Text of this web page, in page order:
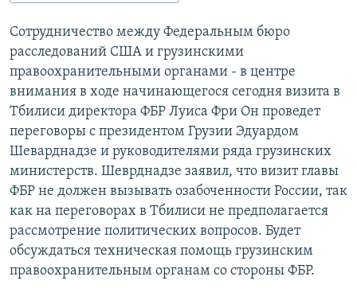
СОЦИАЛЬНЫЕ СЕТИ
Все сайты РСЕ/РС
Сотрудничество между Федеральным бюро
расследований США и грузинскими
правоохранительными органами - в центре
внимания в ходе начинающегося сегодня визита в
Тбилиси директора ФБР Луиса Фри Он проведет
переговоры с президентом Грузии Эдуардом
Шеварднадзе и руководителями ряда грузинских
министерств. Шеврднадзе заявил, что визит главы
ФБР не должен вызывать озабоченности России, так
как на переговорах в Тбилиси не предполагается
рассмотрение политических вопросов. Будет
обсуждаться техническая помощь грузинским
правоохранительным органам со стороны ФБР.